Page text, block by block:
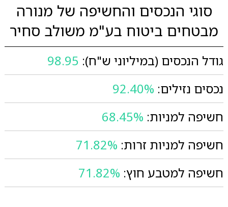
סוגי הנכסים והחשיפה של מנורה
מבטחים ביטוח בע"מ משולב סחיר
גודל הנכסים (במיליוני ש"ח): 98.95
נכסים נזילים: 92.40%
חשיפה למניות: 68.45%
חשיפה למניות זרות: 71.82%
חשיפה למטבע חוץ: 71.82%